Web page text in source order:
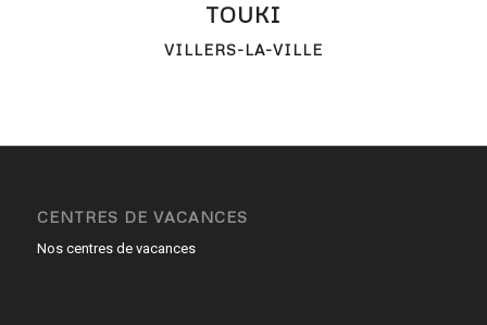
TOUKI
VILLERS-LA-VILLE
CENTRES DE VACANCES
Nos centres de vacances